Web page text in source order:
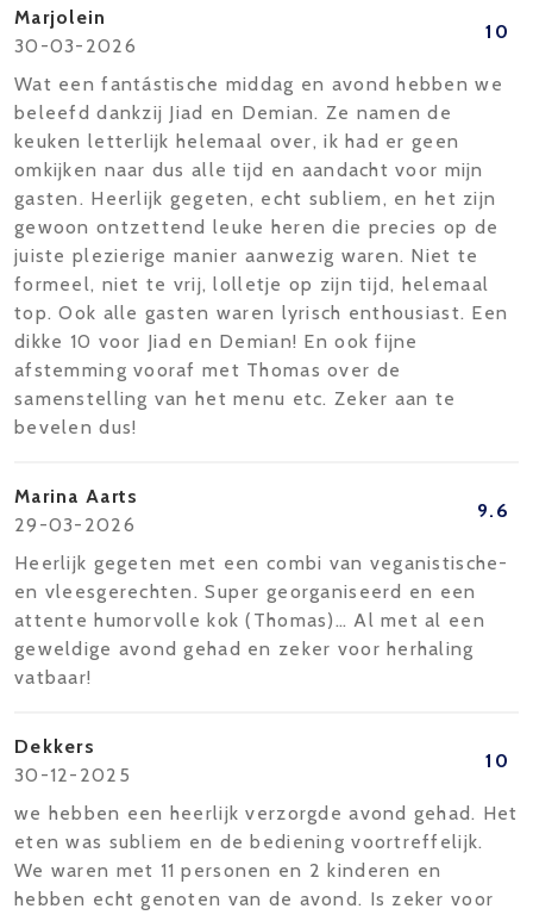
Marjolein
30-03-2026
10
Wat een fantástische middag en avond hebben we
beleefd dankzij Jiad en Demian. Ze namen de
keuken letterlijk helemaal over, ik had er geen
omkijken naar dus alle tijd en aandacht voor mijn
gasten. Heerlijk gegeten, echt subliem, en het zijn
gewoon ontzettend leuke heren die precies op de
juiste plezierige manier aanwezig waren. Niet te
formeel, niet te vrij, lolletje op zijn tijd, helemaal
top. Ook alle gasten waren lyrisch enthousiast. Een
dikke 10 voor Jiad en Demian! En ook fijne
afstemming vooraf met Thomas over de
samenstelling van het menu etc. Zeker aan te
bevelen dus!
Marina Aarts
29-03-2026
9.6
Heerlijk gegeten met een combi van veganistische-
en vleesgerechten. Super georganiseerd en een
attente humorvolle kok (Thomas)… Al met al een
geweldige avond gehad en zeker voor herhaling
vatbaar!
Dekkers
30-12-2025
10
we hebben een heerlijk verzorgde avond gehad. Het
eten was subliem en de bediening voortreffelijk.
We waren met 11 personen en 2 kinderen en
hebben echt genoten van de avond. Is zeker voor